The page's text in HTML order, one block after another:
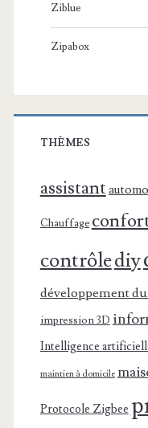
Ziblue
Zipabox
THÈMES
assistant
Chauffage
contrôlediy
développement
impression 3D
Intelligence
maintien à domicile
Protocole Zigbee